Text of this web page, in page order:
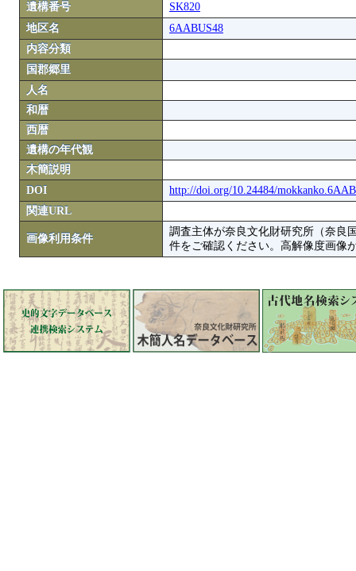
遺構番号
SK820
地区名
6AABUS48
内容分類
国郡郷里
人名
和暦
西暦
遺構の年代観
木簡説明
DOI
http://doi.org/10.24484/
関連URL
画像利用条件
調査主体が奈良文化財研究所（奈良
件をご確認ください。高解像度画像